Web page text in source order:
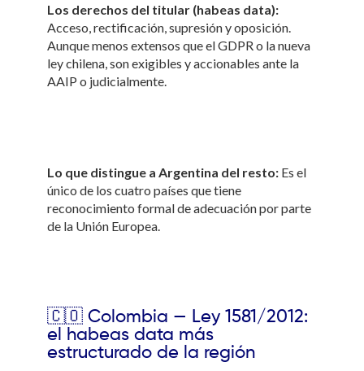
Los derechos del titular (habeas data):
Acceso, rectificación, supresión y oposición.
Aunque menos extensos que el GDPR o la nueva
ley chilena, son exigibles y accionables ante la
AAIP o judicialmente.
Lo que distingue a Argentina del resto: Es el
único de los cuatro países que tiene
reconocimiento formal de adecuación por parte
de la Unión Europea.
🇨🇴 Colombia — Ley 1581/2012:
el habeas data más
estructurado de la región